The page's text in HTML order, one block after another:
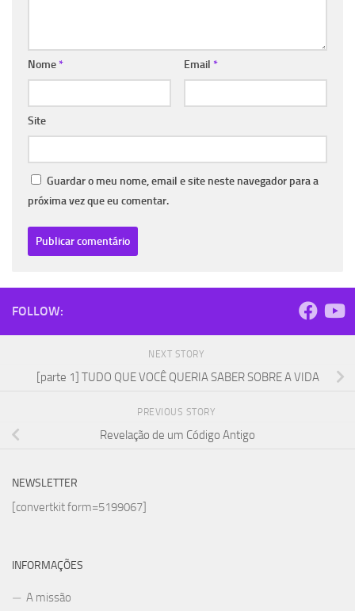
Nome* Email *
Site
Guardar o meu nome, email e site neste navegador para a
próxima vez que eu comentar.
FOLLOW:
NEXT STORY
[parte 1] TUDO QUE VOCÊ QUERIA SABER SOBRE A VIDA
PREVIOUS STORY
Revelação de um Código Antigo
NEWSLETTER
[convertkit form=5199067]
INFORMAÇÕES
A missão